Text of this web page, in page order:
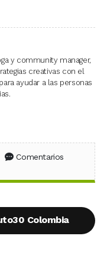
y community manager,
creativas con el
ayudar a las personas
en Facebook
en X (Twitter)
en WhatsApp
Comentarios
Colombia